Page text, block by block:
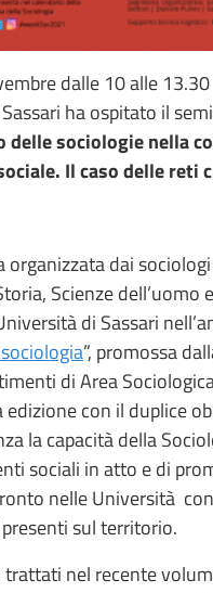
dalle 10 alle 13.30
ha ospitato il
delle sociologie nella
Il caso delle reti
organizzata dai
Scienze dell’uomo
di Sassari
”, promossa
di Area
edizione con il duplice
la capacità della
sociali in atto e di
nelle Università
sul territorio.
nel recente